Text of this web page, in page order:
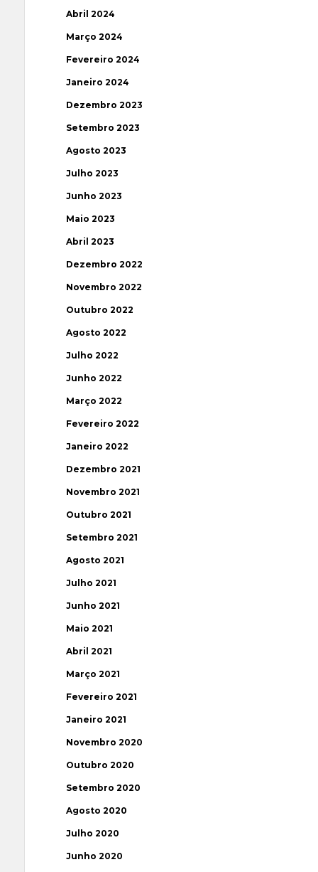
Abril 2024
Março 2024
Fevereiro 2024
Janeiro 2024
Dezembro 2023
Setembro 2023
Agosto 2023
Julho 2023
Junho 2023
Maio 2023
Abril 2023
Dezembro 2022
Novembro 2022
Outubro 2022
Agosto 2022
Julho 2022
Junho 2022
Março 2022
Fevereiro 2022
Janeiro 2022
Dezembro 2021
Novembro 2021
Outubro 2021
Setembro 2021
Agosto 2021
Julho 2021
Junho 2021
Maio 2021
Abril 2021
Março 2021
Fevereiro 2021
Janeiro 2021
Novembro 2020
Outubro 2020
Setembro 2020
Agosto 2020
Julho 2020
Junho 2020